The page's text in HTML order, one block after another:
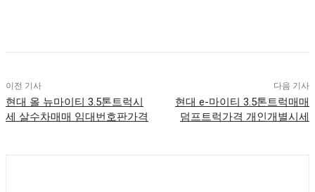
이전 기사
현대 올 뉴마이티 3.5톤트럭시
세 살수차매매 임대번호판가격
다음 기사
현대 e-마이티 3.5톤트럭매매
덤프트럭가격 개인개별시세